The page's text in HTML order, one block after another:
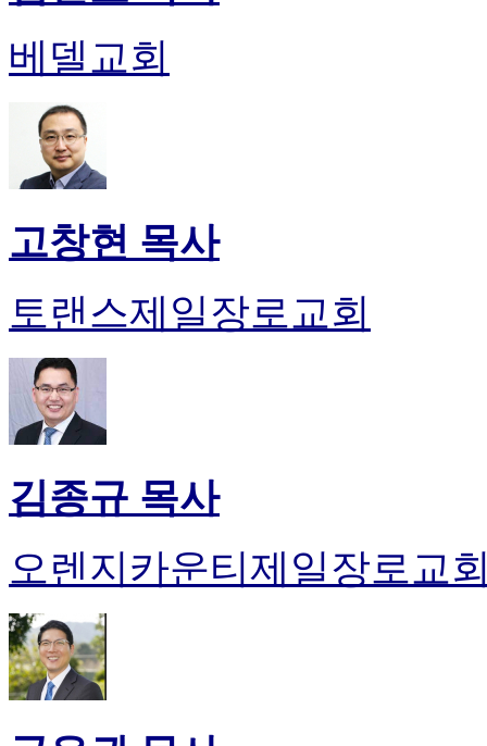
베델교회
고창현 목사
토랜스제일장로교회
김종규 목사
오렌지카운티제일장로교